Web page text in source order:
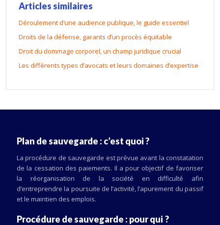
Articles similaires
Déroulement d’une audience publique, le guide essentiel
Droits de la défense, garants d’un procès équitable
Droit du dommage corporel, un champ juridique crucial
Les différents types d’avocats et leurs domaines d’expertise
Plan de sauvegarde : c’est quoi ?
La procédure de sauvegarde est prévue avant la constatation
de la cessation des paiements. Il a pour objectif de favoriser
la réorganisation de la société en difficulté afin
d’entreprendre la poursuite de l’activité, l’apurement du passif
et le maintien des emplois.
Procédure de sauvegarde : pour qui ?